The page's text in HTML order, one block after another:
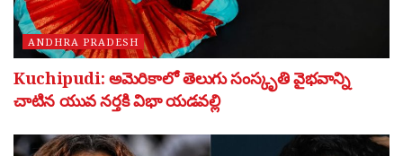
ANDHRA PRADESH
Kuchipudi: అమెరికాలో తెలుగు సంస్కృతి వైభవాన్ని
చాటిన యువ నర్తకి విభా యడవల్లి